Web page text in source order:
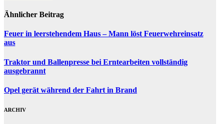
Ähnlicher Beitrag
Feuer in leerstehendem Haus – Mann löst Feuerwehreinsatz
aus
Traktor und Ballenpresse bei Erntearbeiten vollständig
ausgebrannt
Opel gerät während der Fahrt in Brand
ARCHIV